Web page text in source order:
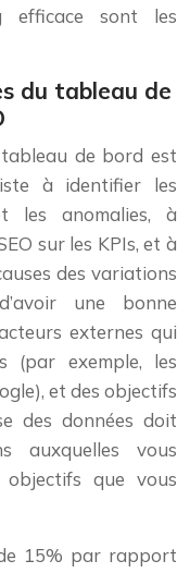
efficace sont les
du tableau de
de bord est
à identifier les
les anomalies, à
sur les KPIs, et à
des variations
une bonne
externes qui
(par exemple, les
et des objectifs
des données doit
auxquelles vous
que vous
15% par rapport